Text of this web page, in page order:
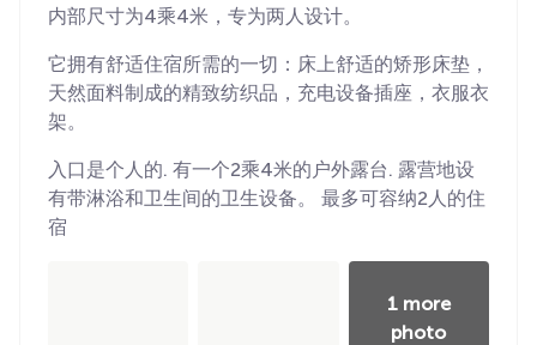
内部尺寸为4乘4米，专为两人设计。
它拥有舒适住宿所需的一切：床上舒适的矫形床垫，
天然面料制成的精致纺织品，充电设备插座，衣服衣
架。
入口是个人的. 有一个2乘4米的户外露台. 露营地设
有带淋浴和卫生间的卫生设备。 最多可容纳2人的住
宿
1 more
photo